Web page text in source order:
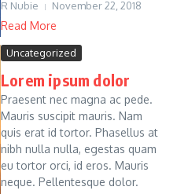
R Nubie November 22, 2018
Read More
Uncategorized
Lorem ipsum dolor
Praesent nec magna ac pede.
Mauris suscipit mauris. Nam
quis erat id tortor. Phasellus at
nibh nulla nulla, egestas quam
eu tortor orci, id eros. Mauris
neque. Pellentesque dolor.